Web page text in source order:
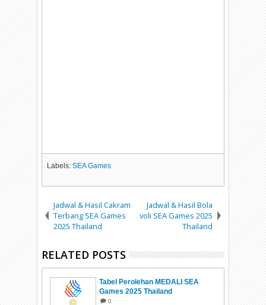
Labels:SEA Games
Jadwal & Hasil Cakram
Terbang SEA Games
2025 Thailand
Jadwal & Hasil Bola
voli SEA Games 2025
Thailand
RELATED POSTS
Tabel Perolehan MEDALI SEA
Games 2025 Thailand
0